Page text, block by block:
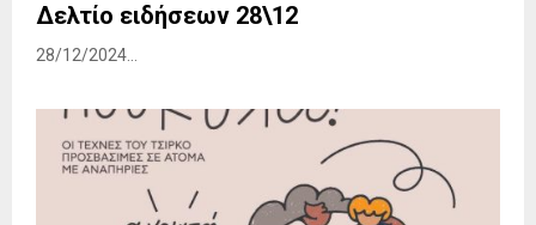
Δελτίο ειδήσεων 28\12
28/12/2024...